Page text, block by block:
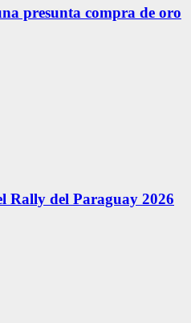
presunta compra de oro
Rally del Paraguay 2026